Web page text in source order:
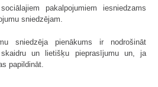
pakalpojumiem iesniedzams
sniedzējam.
sniedzēja pienākums ir nodrošināt
un lietišķu pieprasījumu un, ja
papildināt.